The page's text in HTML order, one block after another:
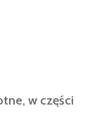
w części